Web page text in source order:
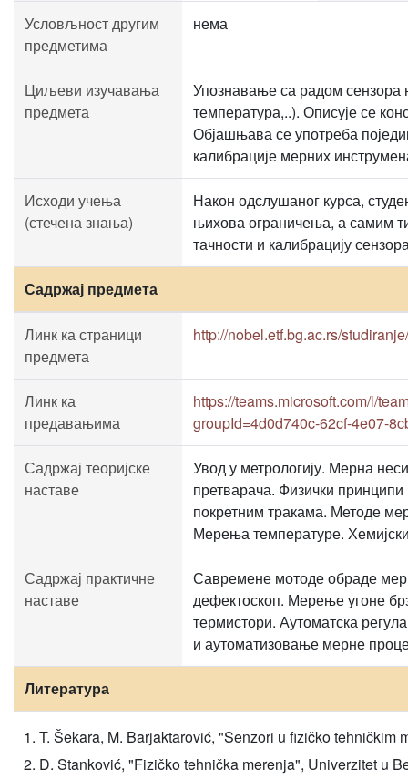
Условљност другим
предметима
нема
Циљеви изучавања
предмета
Упознавање са радом сензора
температура,..). Описује се
Објашњава се употреба
калибрације мерних
Исходи учења
(стечена знања)
Након одслушаног курса,
њихова ограничења, а самим
тачности и калибрацију
Садржај предмета
Линк ка страници
предмета
http://nobel.etf.bg.ac.rs/
Линк ка
предавањима
https://teams.microsoft.com/l/
groupId=4d0d740c-62cf-4e07-
Садржај теоријске
наставе
Увод у метрологију. Мерна
претварача. Физички
покретним тракама. Методе
Мерења температуре.
Садржај практичне
наставе
Савремене мотоде обраде
дефектоскоп. Мерење угоне
термистори. Аутоматска
и аутоматизовање мерне
Литература
T. Šekara, M. Barjaktarović, "Senzori u fizičko tehničkim
D. Stanković, "Fizičko tehnička merenja", Univerzitet u